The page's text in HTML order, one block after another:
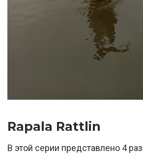
Rapala Rattlin
В этой серии представлено 4